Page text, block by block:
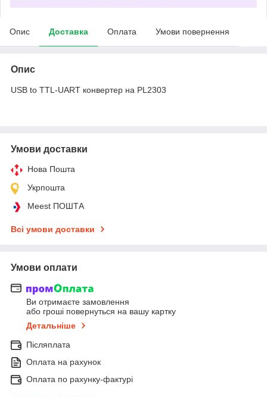
Опис Доставка Оплата Умови повернення
Опис
USB to TTL-UART конвертер на PL2303
Умови доставки
Нова Пошта
Укрпошта
Meest ПОШТА
Всі умови доставки
Умови оплати
Ви отримаєте замовлення
або гроші повернуться на вашу картку
Детальніше
Післяплата
Оплата на рахунок
Оплата по рахунку-фактурі